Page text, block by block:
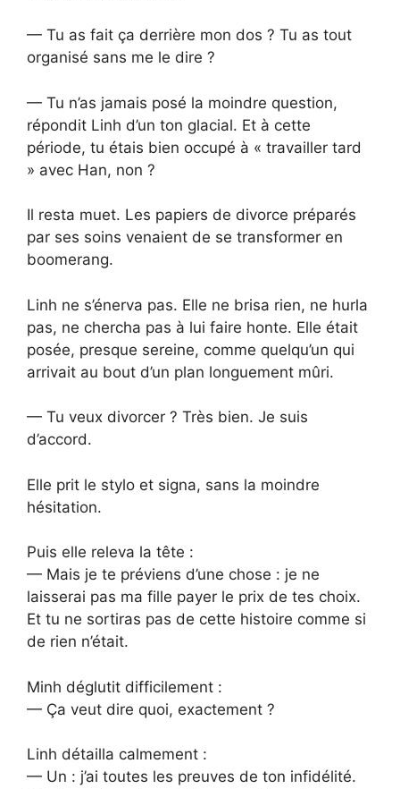
— Tu as fait ça derrière mon dos ? Tu as tout
organisé sans me le dire ?
— Tu n’as jamais posé la moindre question,
répondit Linh d’un ton glacial. Et à cette
période, tu étais bien occupé à « travailler tard
» avec Han, non ?
Il resta muet. Les papiers de divorce préparés
par ses soins venaient de se transformer en
boomerang.
Linh ne s’énerva pas. Elle ne brisa rien, ne hurla
pas, ne chercha pas à lui faire honte. Elle était
posée, presque sereine, comme quelqu’un qui
arrivait au bout d’un plan longuement mûri.
— Tu veux divorcer ? Très bien. Je suis
d’accord.
Elle prit le stylo et signa, sans la moindre
hésitation.
Puis elle releva la tête :
— Mais je te préviens d’une chose : je ne
laisserai pas ma fille payer le prix de tes choix.
Et tu ne sortiras pas de cette histoire comme si
de rien n’était.
Minh déglutit difficilement :
— Ça veut dire quoi, exactement ?
Linh détailla calmement :
— Un : j’ai toutes les preuves de ton infidélité.